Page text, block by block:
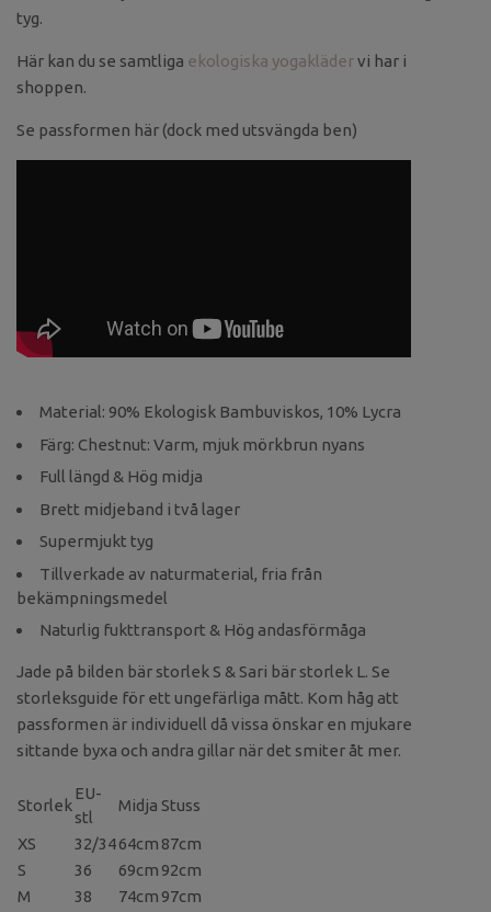
tyg.
Här kan du se samtliga ekologiska yogaklädervi har i
shoppen.
Se passformen här (dock med utsvängda ben)
Material: 90% Ekologisk Bambuviskos, 10% Lycra
Färg: Chestnut: Varm, mjuk mörkbrun nyans
Full längd & Hög midja
Brett midjeband i två lager
Supermjukt tyg
Tillverkade av naturmaterial, fria från
bekämpningsmedel
Naturlig fukttransport & Hög andasförmåga
Jade på bilden bär storlek S & Sari bär storlek L. Se
storleksguide för ett ungefärliga mått. Kom håg att
passformen är individuell då vissa önskar en mjukare
sittande byxa och andra gillar när det smiter åt mer.
Storlek
EU-
stl
Midja Stuss
XS 32/3464cm 87cm
S
36 69cm 92cm
M
38 74cm 97cm